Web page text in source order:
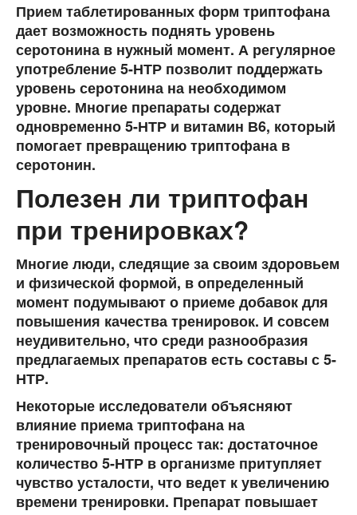
Прием таблетированных форм триптофана
дает возможность поднять уровень
серотонина в нужный момент. А регулярное
употребление 5-НТР позволит поддержать
уровень серотонина на необходимом
уровне. Многие препараты содержат
одновременно 5-НТР и витамин В6, который
помогает превращению триптофана в
серотонин.
Полезен ли триптофан
при тренировках?
Многие люди, следящие за своим здоровьем
и физической формой, в определенный
момент подумывают о приеме добавок для
повышения качества тренировок. И совсем
неудивительно, что среди разнообразия
предлагаемых препаратов есть составы с 5-
НТР.
Некоторые исследователи объясняют
влияние приема триптофана на
тренировочный процесс так: достаточное
количество 5-НТР в организме притупляет
чувство усталости, что ведет к увеличению
времени тренировки. Препарат повышает